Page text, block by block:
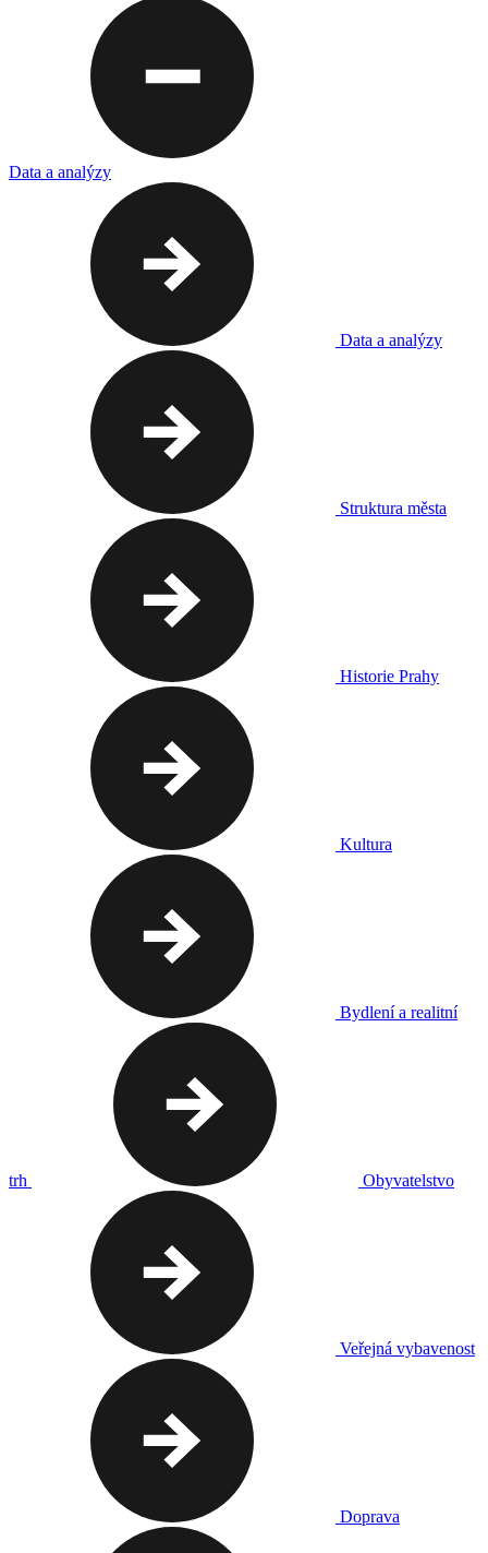
Data a analýzy
Data a analýzy
Struktura města
Historie Prahy
Kultura
Bydlení a realitní
trh Obyvatelstvo
Veřejná vybavenost
Doprava